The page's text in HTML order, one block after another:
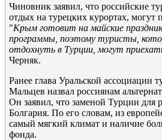
Чиновник заявил, что российские
отдых на турецких курортах, могут
"Крым готовит на майские
программы, поэтому туристы,
отдохнуть в Турции, могут
Черняк.
Ранее глава Уральской ассоциации
Мальцев назвал россиянам
Он заявил, что заменой Турции для
Болгария. По его словам, из
самый мягкий климат и наличие
фонда.